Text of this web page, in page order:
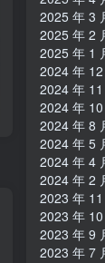
2025 年 3
2025 年 2
2025 年 1
2024 年 12
2024 年 11
2024 年 10
2024 年 8
2024 年 5
2024 年 4
2024 年 2
2023 年 11
2023 年 10
2023 年 9
2023 年 7